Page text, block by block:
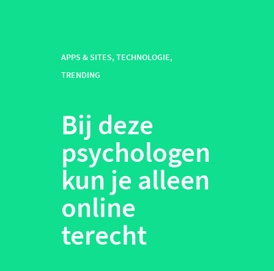
APPS & SITES,TECHNOLOGIE,
TRENDING
Bij deze
psychologen
kun je alleen
online
terecht